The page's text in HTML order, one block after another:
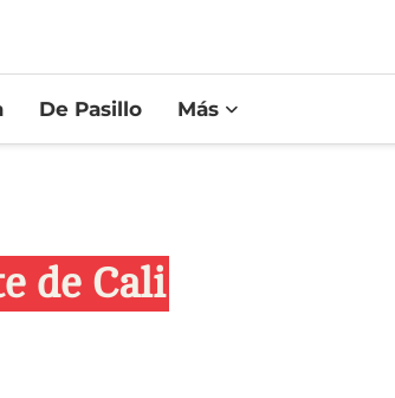
De Pasillo Más
de Cali